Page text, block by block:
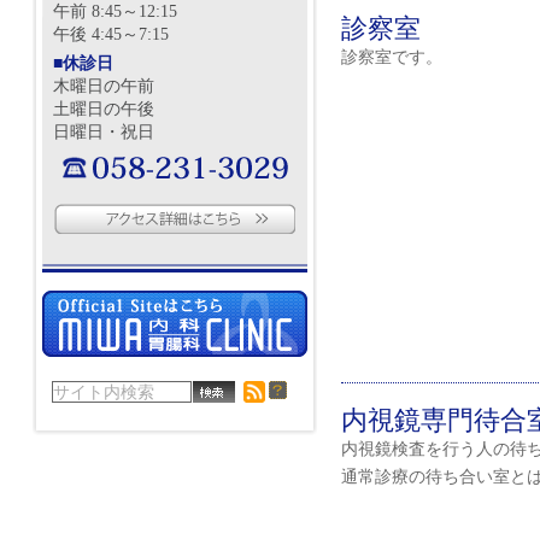
診察室
診察室です。
内視鏡専門待合
内視鏡検査を行う人の待
通常診療の待ち合い室と
午前 8:45～12:15
午後 4:45～7:15
■休診日
木曜日の午前
土曜日の午後
日曜日・祝日